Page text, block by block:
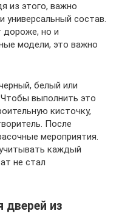
из этого, важно
универсальный состав.
дороже, но и
модели, это важно
белый или
выполнить это
кисточку,
После
мероприятия.
каждый
не стал
дверей из